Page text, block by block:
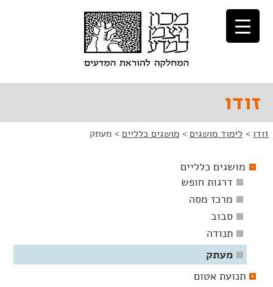
לתוכן
לניווט
זודו
זודו > לימוד מושגים > מושגים כלליים > מעתק
מושגים כלליים
דרגות חופש
מרכז מסה
סבוב
תנודה
מעתק
תנועת אטום